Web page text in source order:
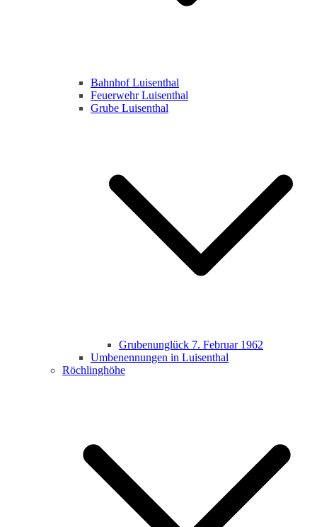
Bahnhof Luisenthal
Feuerwehr Luisenthal
Grube Luisenthal
Grubenunglück 7. Februar 1962
Umbenennungen in Luisenthal
Röchlinghöhe